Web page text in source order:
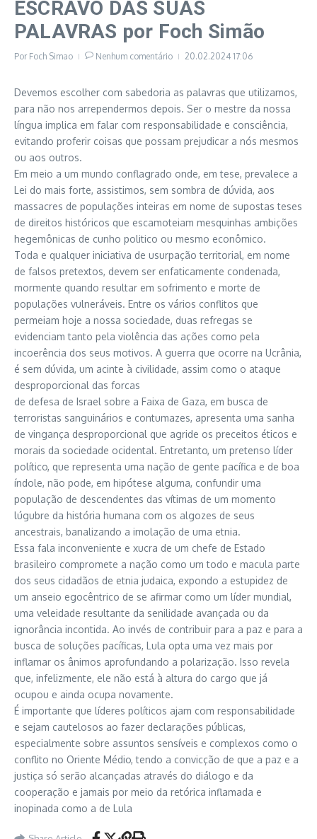
ESCRAVO DAS SUAS
PALAVRAS por Foch Simão
Por Foch Simao Nenhum comentário 20.02.2024 17:06
Devemos escolher com sabedoria as palavras que utilizamos,
para não nos arrependermos depois. Ser o mestre da nossa
língua implica em falar com responsabilidade e consciência,
evitando proferir coisas que possam prejudicar a nós mesmos
ou aos outros.
Em meio a um mundo conflagrado onde, em tese, prevalece a
Lei do mais forte, assistimos, sem sombra de dúvida, aos
massacres de populações inteiras em nome de supostas teses
de direitos históricos que escamoteiam mesquinhas ambições
hegemônicas de cunho politico ou mesmo econômico.
Toda e qualquer iniciativa de usurpação territorial, em nome
de falsos pretextos, devem ser enfaticamente condenada,
mormente quando resultar em sofrimento e morte de
populações vulneráveis. Entre os vários conflitos que
permeiam hoje a nossa sociedade, duas refregas se
evidenciam tanto pela violência das ações como pela
incoerência dos seus motivos. A guerra que ocorre na Ucrânia,
é sem dúvida, um acinte à civilidade, assim como o ataque
desproporcional das forcas
de defesa de Israel sobre a Faixa de Gaza, em busca de
terroristas sanguinários e contumazes, apresenta uma sanha
de vingança desproporcional que agride os preceitos éticos e
morais da sociedade ocidental. Entretanto, um pretenso líder
político, que representa uma nação de gente pacífica e de boa
índole, não pode, em hipótese alguma, confundir uma
população de descendentes das vítimas de um momento
lúgubre da história humana com os algozes de seus
ancestrais, banalizando a imolação de uma etnia.
Essa fala inconveniente e xucra de um chefe de Estado
brasileiro compromete a nação como um todo e macula parte
dos seus cidadãos de etnia judaica, expondo a estupidez de
um anseio egocêntrico de se afirmar como um líder mundial,
uma veleidade resultante da senilidade avançada ou da
ignorância incontida. Ao invés de contribuir para a paz e para a
busca de soluções pacíficas, Lula opta uma vez mais por
inflamar os ânimos aprofundando a polarização. Isso revela
que, infelizmente, ele não está à altura do cargo que já
ocupou e ainda ocupa novamente.
É importante que líderes políticos ajam com responsabilidade
e sejam cautelosos ao fazer declarações públicas,
especialmente sobre assuntos sensíveis e complexos como o
conflito no Oriente Médio, tendo a convicção de que a paz e a
justiça só serão alcançadas através do diálogo e da
cooperação e jamais por meio da retórica inflamada e
inopinada como a de Lula